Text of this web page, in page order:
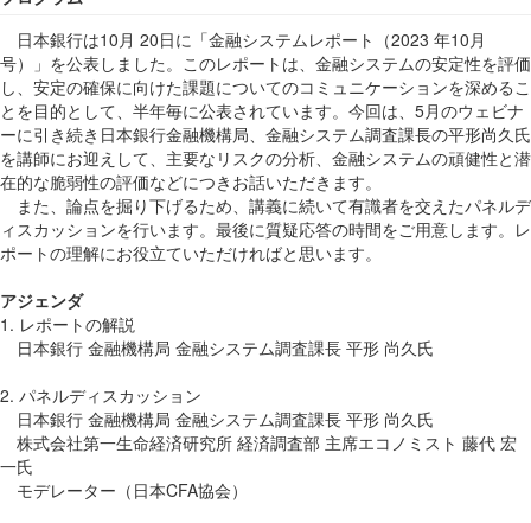
日本銀行は10月 20日に「金融システムレポート（2023 年10月
号）」を公表しました。このレポートは、金融システムの安定性を評価
し、安定の確保に向けた課題についてのコミュニケーションを深めるこ
とを目的として、半年毎に公表されています。今回は、5月のウェビナ
ーに引き続き日本銀行金融機構局、金融システム調査課長の平形尚久氏
を講師にお迎えして、主要なリスクの分析、金融システムの頑健性と潜
在的な脆弱性の評価などにつきお話いただきます。
また、論点を掘り下げるため、講義に続いて有識者を交えたパネルデ
ィスカッションを行います。最後に質疑応答の時間をご用意します。レ
ポートの理解にお役立ていただければと思います。
アジェンダ
1. レポートの解説
日本銀行 金融機構局 金融システム調査課長 平形 尚久氏
2. パネルディスカッション
日本銀行 金融機構局 金融システム調査課長 平形 尚久氏
株式会社第一生命経済研究所 経済調査部 主席エコノミスト 藤代 宏
一氏
モデレーター（日本CFA協会）